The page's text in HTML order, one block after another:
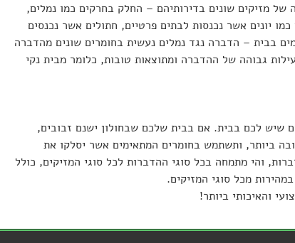
של מזיקים שונים בדירותיהם – החלק בחרקים כמו נמלים,
יונים אשר נכנסות לבתים פרטיים, חתולים אשר נכנסים
בבית – הדברה נגד נמלים נעשית בחומרים שונים מהדברה
גבוהה של ההדברה ומתוצאות טובות, כלומר מבית נקי
שיש לכם בבית. אם בבית שלכם שבחולון ישנם זבובים,
ביותר, ותשתמש בחומרים המתאימים אשר יסלקו את
הדברה היא בעלת ניסיון של למעלה מ-20 שנה בתחום ההדברות, והי מתמחה בכל סוגי ההדברות לכל סוגי המזיקים, כולל
מכל סוגי המזיקים.
והאיכותי ביותר!